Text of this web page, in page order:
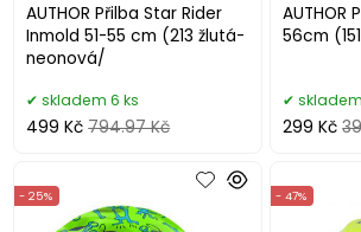
AUTHOR Přilba Star Rider
Inmold 51-55 cm (213 žlutá-
neonová/
skladem 6 ks
499 Kč 794.97 Kč
AUTHOR
56cm
299 Kč
- 25% - 47%